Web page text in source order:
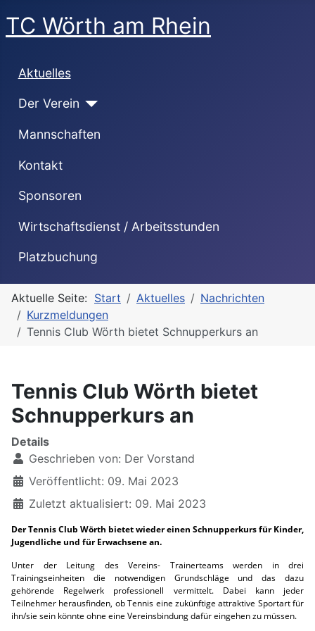
TC Wörth am Rhein
Aktuelles
Der Verein
Mannschaften
Kontakt
Sponsoren
Wirtschaftsdienst / Arbeitsstunden
Platzbuchung
Aktuelle Seite: Start Aktuelles
Nachrichten
Kurzmeldungen
Tennis Club Wörth bietet Schnupperkurs an
Tennis Club Wörth bietet
Schnupperkurs an
Details
Geschrieben von: Der Vorstand
Veröffentlicht: 09. Mai 2023
Zuletzt aktualisiert: 09. Mai 2023
Der Tennis Club Wörth bietet wieder einen Schnupperkurs für Kinder,
Jugendliche und für Erwachsene an.
Unter der Leitung des Vereins- Trainerteams werden in drei
Trainingseinheiten die notwendigen Grundschläge und das dazu
gehörende Regelwerk professionell vermittelt. Dabei kann jeder
Teilnehmer herausfinden, ob Tennis eine zukünftige attraktive Sportart für
ihn/sie sein könnte ohne eine Vereinsbindung dafür eingehen zu müssen.